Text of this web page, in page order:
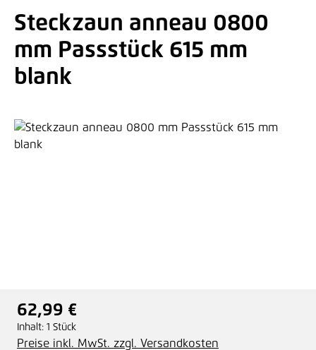
Steckzaun anneau 0800
mm Passstück 615 mm
blank
Bildergalerie überspringen
Regulärer Preis:
62,99 €
Inhalt: 1 Stück
Preise inkl. MwSt. zzgl. Versandkosten